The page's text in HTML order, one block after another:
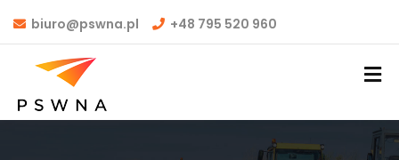
biuro@pswna.pl +48 795 520 960